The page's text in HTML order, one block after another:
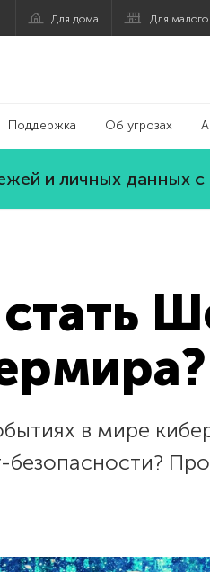
Для дома Для малого
Поддержка Об угрозах
и личных данных с
в мире